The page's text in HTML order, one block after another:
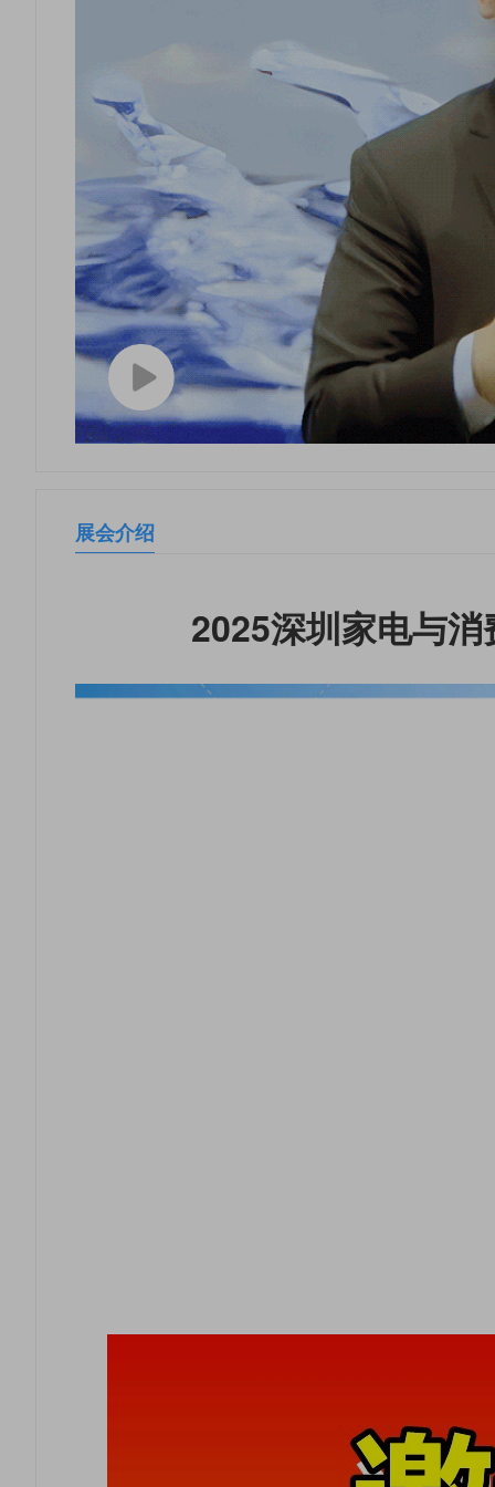
展会介绍
2025深圳家电与